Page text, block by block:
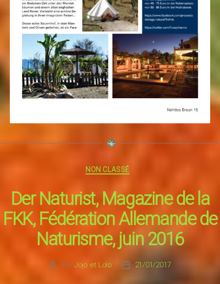
Catégories
NON CLASSÉ
Der Naturist, Magazine de la
FKK, Fédération Allemande de
Naturisme, juin 2016
Auteur
Par Jojo et Lolo
Date21/01/2017